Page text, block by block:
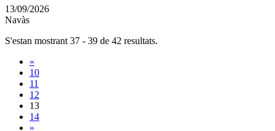
13/09/2026
Navàs
S'estan mostrant 37 - 39 de 42 resultats.
«
10
11
12
13
14
»